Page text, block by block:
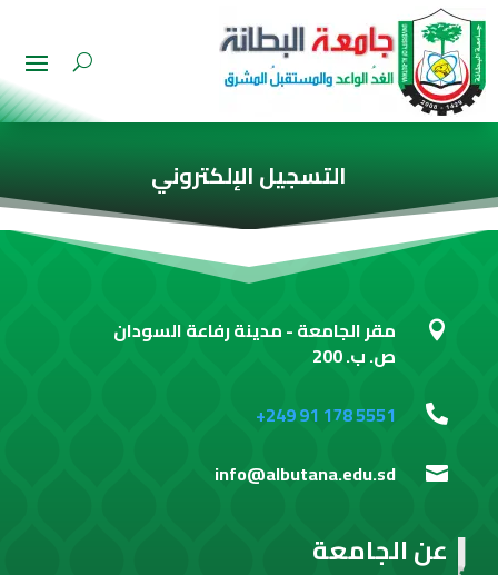
التسجيل الإلكتروني
عن الجامعة
 مقر الجامعة - مدينة رفاعة السودان
ص. ب. 200

+249 91 178 5551

info@albutana.edu.sd